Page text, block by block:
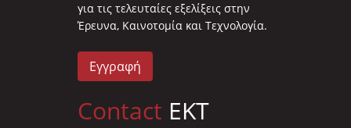
για τις τελευταίες εξελίξεις στην
Έρευνα, Καινοτομία και Τεχνολογία.
Εγγραφή
Contact EKT